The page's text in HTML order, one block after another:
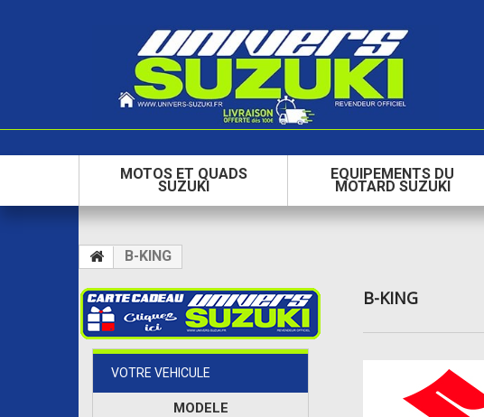
MOTOS ET QUADS
SUZUKI
EQUIPEMENTS DU
MOTARD SUZUKI
B-KING
VOTRE VEHICULE
MODELE
B-KING